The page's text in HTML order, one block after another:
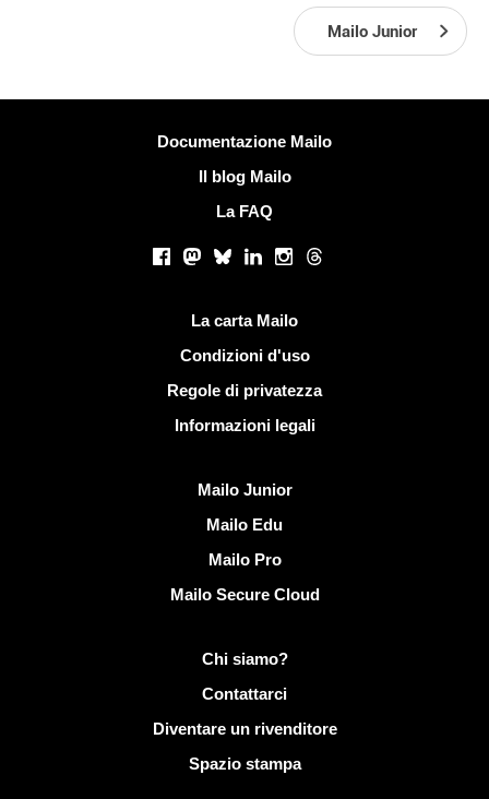
Mailo Junior
Documentazione Mailo
Il blog Mailo
La FAQ
Facebook
Mastodon
BlueskyLinkedInInstagram
Threads
La carta Mailo
Condizioni d'uso
Regole di privatezza
Informazioni legali
Mailo Junior
Mailo Edu
Mailo Pro
Mailo Secure Cloud
Più informazioni su MailoChi siamo?
Contattarci
Diventare un rivenditore
Spazio stampa